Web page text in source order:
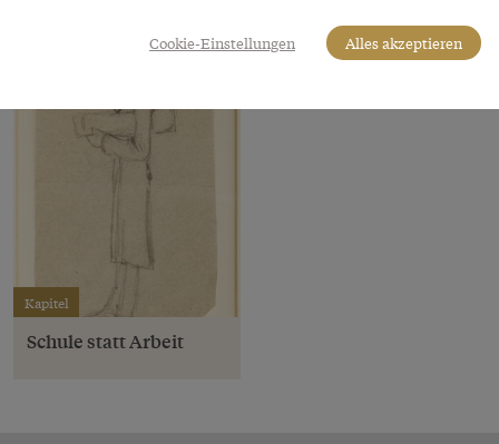
Kapitel
Schule statt Arbeit
Cookie-Einstellungen Alles akzeptieren